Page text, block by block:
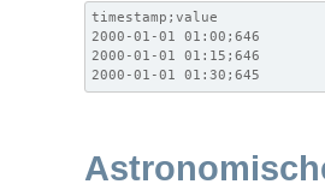
timestamp;value
2000-01-01 01:00;646
2000-01-01 01:15;646
2000-01-01 01:30;645